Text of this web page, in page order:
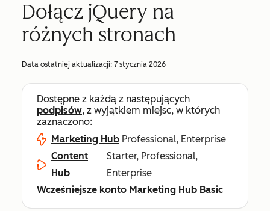
Dołącz jQuery na
różnych stronach
Data ostatniej aktualizacji: 7 stycznia 2026
Dostępne z każdą z następujących
podpisów, z wyjątkiem miejsc, w których
zaznaczono:
Marketing Hub Professional, Enterprise
Content
Hub
Starter, Professional,
Enterprise
Wcześniejsze konto Marketing Hub Basic